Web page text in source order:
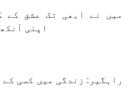
میں نے ابھی تک عشق کے
اپنی
راہگیر: زندگی میں کسی